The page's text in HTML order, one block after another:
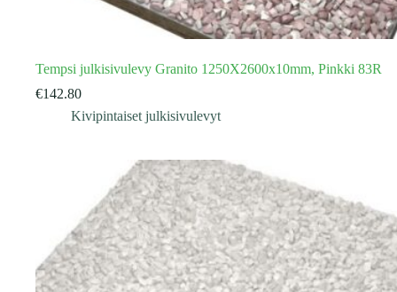
Tempsi julkisivulevy Granito 1250X2600x10mm, Pinkki 83R
€142.80
Kivipintaiset julkisivulevyt